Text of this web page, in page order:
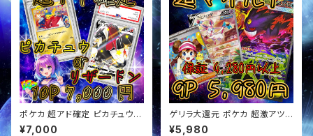
ポケカ 超アド確定 ピカチュウor
リザードン確定 オリパ
¥7,000
ゲリラ大還元 ポケカ 超激アツ
超マイルド オリパ
¥5,980